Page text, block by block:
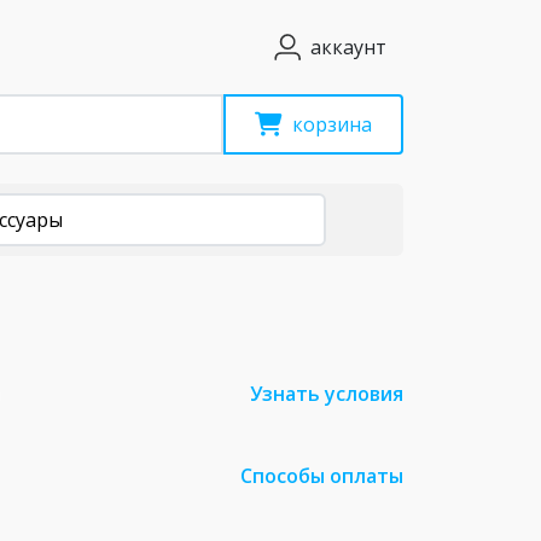
аккаунт
корзина
Узнать условия
Способы оплаты